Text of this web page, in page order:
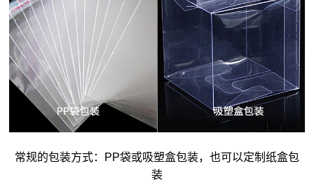
常规的包装方式：PP袋或吸塑盒包装，也可以定制纸盒包
装